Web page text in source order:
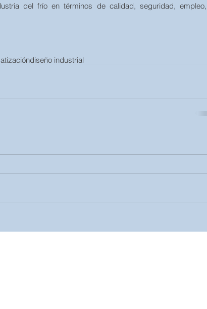
del frío en términos de calidad, seguridad, empleo,
diseño industrial